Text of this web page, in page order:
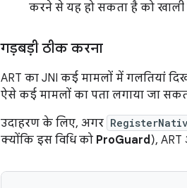
करने से यह हो सकता है को खाली
गड़बड़ी ठीक करना
ART का JNI कई मामलों में गलतियां
ऐसे कई मामलों का पता लगाया जा
उदाहरण के लिए, अगर
क्योंकि इस विधि को ProGuard),